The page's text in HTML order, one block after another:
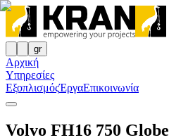
gr
Αρχική
Υπηρεσίες
ΕξοπλισμόςΈργαΕπικοινωνία
Volvo FH16 750